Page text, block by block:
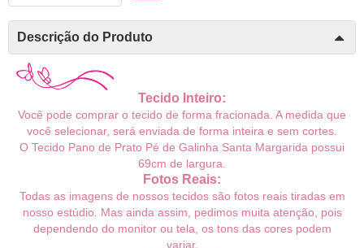
Descrição do Produto
Tecido Inteiro:
Você pode comprar o tecido de forma fracionada. A medida que
você selecionar, será enviada de forma inteira e sem cortes.
O Tecido Pano de Prato Pé de Galinha Santa Margarida possui
69cm de largura.
Fotos Reais:
Todas as imagens de nossos tecidos são fotos reais tiradas em
nosso estúdio. Mas ainda assim, pedimos muita atenção, pois
dependendo do monitor ou tela, os tons das cores podem
variar.